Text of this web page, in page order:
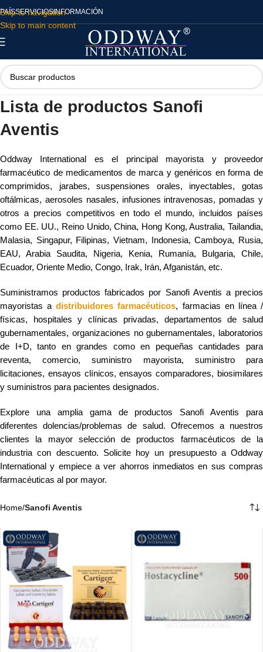
Skip to navigation
Skip to main content
PAÍSSERVICIOSINFORMACIÓN
Lista de productos Sanofi
Aventis
Oddway International es el principal mayorista y proveedor
farmacéutico de medicamentos de marca y genéricos en forma de
comprimidos, jarabes, suspensiones orales, inyectables, gotas
oftálmicas, aerosoles nasales, infusiones intravenosas, pomadas y
otros a precios competitivos en todo el mundo, incluidos países
como EE. UU., Reino Unido, China, Hong Kong, Australia, Tailandia,
Malasia, Singapur, Filipinas, Vietnam, Indonesia, Camboya, Rusia,
EAU, Arabia Saudita, Nigeria, Kenia, Rumanía, Bulgaria, Chile,
Ecuador, Oriente Medio, Congo, Irak, Irán, Afganistán, etc.
Suministramos productos fabricados por Sanofi Aventis a precios
mayoristas adistribuidores farmacéuticos, farmacias en línea /
físicas, hospitales y clínicas privadas, departamentos de salud
gubernamentales, organizaciones no gubernamentales, laboratorios
de I+D, tanto en grandes como en pequeñas cantidades para
reventa, comercio, suministro mayorista, suministro para
licitaciones, ensayos clínicos, ensayos comparadores, biosimilares
y suministros para pacientes designados.
Explore una amplia gama de productos Sanofi Aventis para
diferentes dolencias/problemas de salud. Ofrecemos a nuestros
clientes la mayor selección de productos farmacéuticos de la
industria con descuento. Solicite hoy un presupuesto a Oddway
International y empiece a ver ahorros inmediatos en sus compras
farmacéuticas al por mayor.
Home/Sanofi Aventis